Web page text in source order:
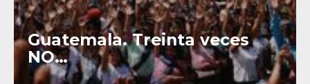
Guatemala. Treinta veces
NO…